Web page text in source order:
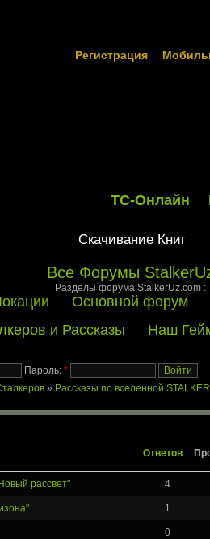
Регистрация
ТС-Онлайн
Скачивание Книг
Все Форумы
Разделы форума StalkerUz.com :
Основной форум
и Рассказы
Наш
Пароль: *
» Рассказы по вселенной STALKER
Ответов
рассвет" 4
1
0